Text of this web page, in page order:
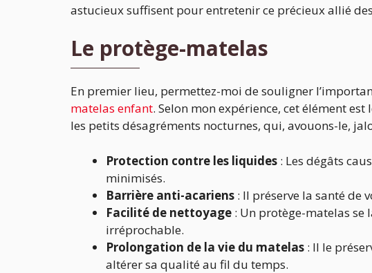
astucieux suffisent pour entretenir ce précieux allié
Le protège-matelas
En premier lieu, permettez-moi de souligner
matelas enfant. Selon mon expérience, cet élément
les petits désagréments nocturnes, qui, avouons-le,
Protection contre les liquides : Les dégâts
minimisés.
Barrière anti-acariens : Il préserve la santé de
Facilité de nettoyage : Un protège-matelas se
irréprochable.
Prolongation de la vie du matelas : Il le
altérer sa qualité au fil du temps.